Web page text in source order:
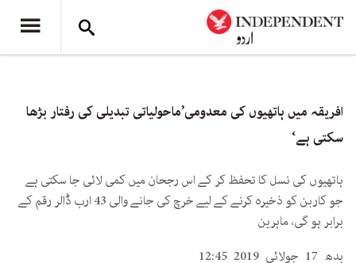
افریقہ میں ہاتھیوں کی معدومی’ماحولیاتی تبدیلی کی رفتار بڑھا
سکتی ہے‘
ہاتھیوں کی نسل کا تحفظ کر کے اس رجحان میں کمی لائی جا سکتی ہے
جو کاربن کو ذخیرہ کرنے کے لیے خرچ کی جانے والی 43 ارب ڈالر رقم کے
برابر ہو گی، ماہرین
بدھ 17 جولائی 2019 12:45